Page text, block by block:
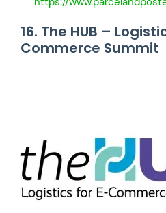
16. The HUB –
Commerce Summit